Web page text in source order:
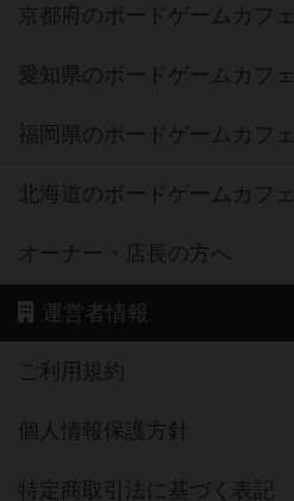
京都府のボードゲームカフェ
愛知県のボードゲームカフェ
福岡県のボードゲームカフェ
北海道のボードゲームカフェ
オーナー・店長の方へ
運営者情報
ご利用規約
個人情報保護方針
特定商取引法に基づく表記